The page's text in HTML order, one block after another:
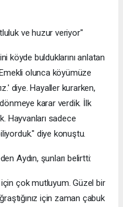
ve huzur veriyor"
köyde bulduklarını anlatan
olunca köyümüze
diye. Hayaller kurarken,
karar verdik. İlk
Hayvanları sadece
diye konuştu.
Aydın, şunları belirtti:
çok mutluyum. Güzel bir
için zaman çabuk